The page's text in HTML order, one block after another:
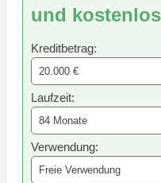
und
Kreditbetrag:
Laufzeit:
Verwendung: